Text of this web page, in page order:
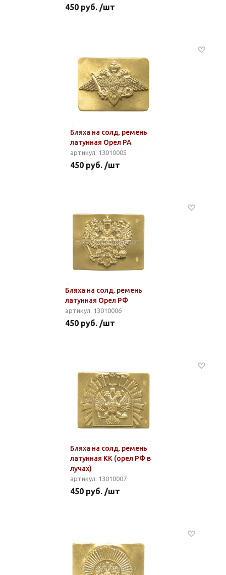
450 руб. /шт
Бляха на солд. ремень
латунная Орел РА
артикул: 13010005
450 руб. /шт
Бляха на солд. ремень
латунная Орел РФ
артикул: 13010006
450 руб. /шт
Бляха на солд. ремень
латунная КК (орел РФ в
лучах)
артикул: 13010007
450 руб. /шт